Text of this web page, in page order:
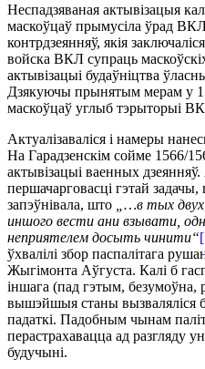
Неспадзяваная актывізацыя
маскоўцаў прымусіла ўрад ВКЛ
контрдзеянняў, якія
войска ВКЛ супраць
актывізацыі будаўніцтва
Дзякуючы прынятым мерам у
маскоўцаў углыб тэрыторыі
Актуалізаваліся і намеры
На Гарадзенскім сойме 1566/
актывізацыі ваенных
першачарговасці гэтай задачы,
запэўнівала, што
„…в тых
иншого вести ани взывати,
неприятелем досыть чинити“
ўхвалілі збор паспалітага
Жыгімонта Аўгуста. Калі б
іншага (пад гэтым, безумоўна,
вышэйшыя станы вызваляліся б
падаткі. Падобным чынам
перастрахавацца ад разгляду
будучыні.